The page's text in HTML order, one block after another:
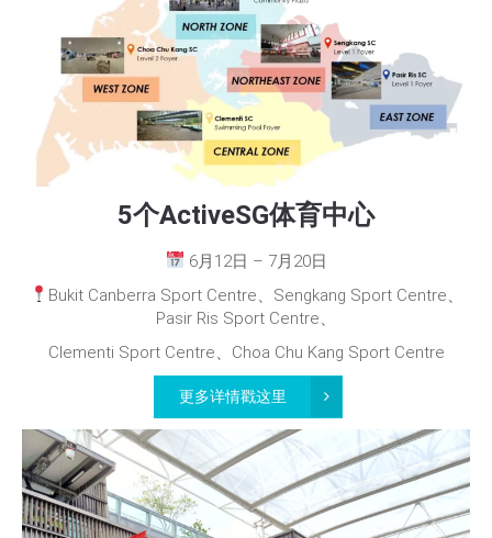
5个ActiveSG体育中心
6月12日 – 7月20日
Bukit Canberra Sport Centre、Sengkang Sport Centre、
Pasir Ris Sport Centre、
Clementi Sport Centre、Choa Chu Kang Sport Centre
更多详情戳这里